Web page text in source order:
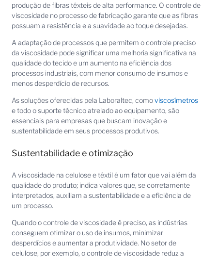
produção de fibras têxteis de alta performance. O controle de
viscosidade no processo de fabricação garante que as fibras
possuam a resistência e a suavidade ao toque desejadas.
A adaptação de processos que permitem o controle preciso
da viscosidade pode significar uma melhoria significativa na
qualidade do tecido e um aumento na eficiência dos
processos industriais, com menor consumo de insumos e
menos desperdício de recursos.
As soluções oferecidas pela Laboraltec, comoviscosímetros
e todo o suporte técnico atrelado ao equipamento, são
essenciais para empresas que buscam inovação e
sustentabilidade em seus processos produtivos.
Sustentabilidade e otimização
A viscosidade na celulose e têxtil é um fator que vai além da
qualidade do produto; indica valores que, se corretamente
interpretados, auxiliam a sustentabilidade e a eficiência de
um processo.
Quando o controle de viscosidade é preciso, as indústrias
conseguem otimizar o uso de insumos, minimizar
desperdícios e aumentar a produtividade. No setor de
celulose, por exemplo, o controle de viscosidade reduz a